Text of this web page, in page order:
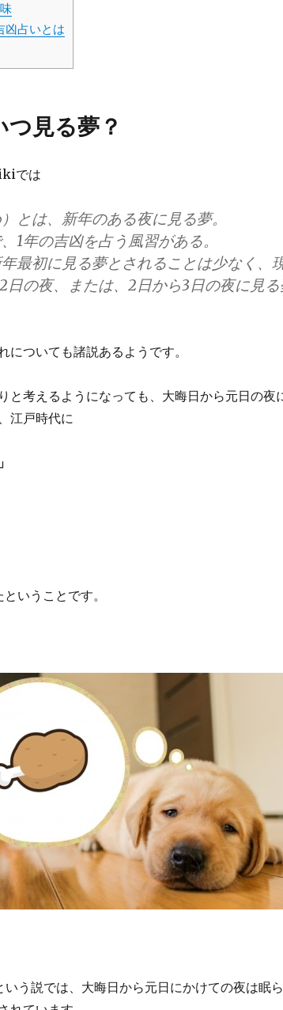
凶占いとは
見る夢？
では
とは、新年のある夜に見る夢。
1年の吉凶を占う風習がある。
最初に見る夢とされることは少なく、
2日の夜、または、2日から3日の夜に見
についても諸説あるようです。
と考えるようになっても、大晦日から元日の夜
江戸時代に
いうことです。
いう説では、大晦日から元日にかけての夜は眠